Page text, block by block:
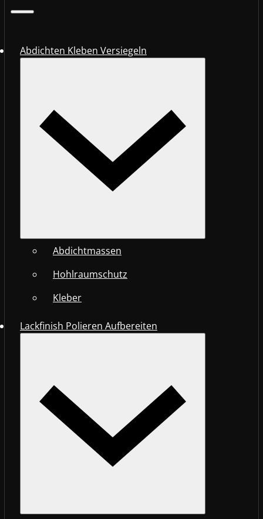
Abdichten Kleben Versiegeln
Abdichtmassen
Hohlraumschutz
Kleber
Lackfinish Polieren Aufbereiten